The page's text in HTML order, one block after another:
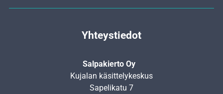
Yhteystiedot
Salpakierto Oy
Kujalan käsittelykeskus
Sapelikatu 7